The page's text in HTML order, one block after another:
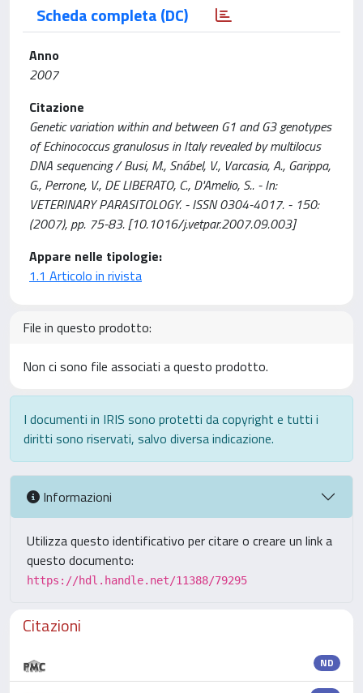
Scheda completa (DC)
Anno
2007
Citazione
Genetic variation within and between G1 and G3 genotypes
of Echinococcus granulosus in Italy revealed by multilocus
DNA sequencing / Busi, M., Snábel, V., Varcasia, A., Garippa,
G., Perrone, V., DE LIBERATO, C., D'Amelio, S.. - In:
VETERINARY PARASITOLOGY. - ISSN 0304-4017. - 150:
(2007), pp. 75-83. [10.1016/j.vetpar.2007.09.003]
Appare nelle tipologie:
1.1 Articolo in rivista
File in questo prodotto:
Non ci sono file associati a questo prodotto.
I documenti in IRIS sono protetti da copyright e tutti i
diritti sono riservati, salvo diversa indicazione.
Informazioni
Utilizza questo identificativo per citare o creare un link a
questo documento:
https://hdl.handle.net/11388/79295
Citazioni
ND